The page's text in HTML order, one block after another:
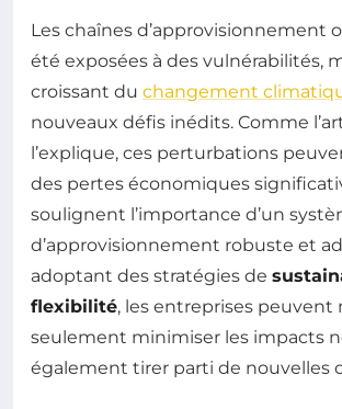
Les chaînes d’approvisionnement
été exposées à des vulnérabilités,
croissant du changement
nouveaux défis inédits. Comme
l’explique, ces perturbations
des pertes économiques
soulignent l’importance d’un
d’approvisionnement robuste et
adoptant des stratégies de
flexibilité, les entreprises peuvent
seulement minimiser les impacts
également tirer parti de nouvelles